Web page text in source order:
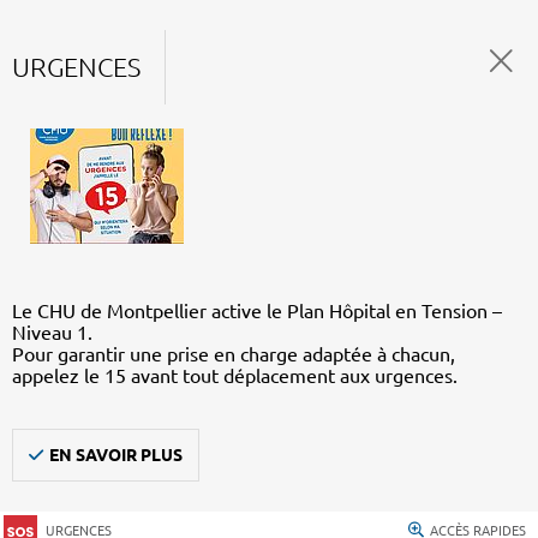
URGENCES
Le CHU de Montpellier active le Plan Hôpital en Tension –
Niveau 1.
Pour garantir une prise en charge adaptée à chacun,
appelez le 15 avant tout déplacement aux urgences.
EN SAVOIR PLUS
URGENCES ACCÈS RAPIDES